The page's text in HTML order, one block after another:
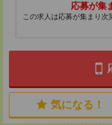
応募が集
この求人は応募が集まり次
気になる！